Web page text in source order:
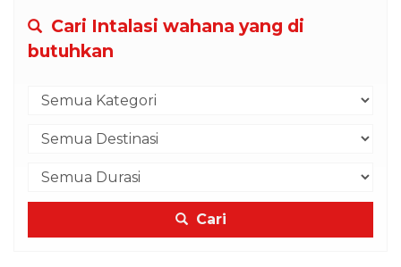
Cari Intalasi wahana yang di
butuhkan
Cari